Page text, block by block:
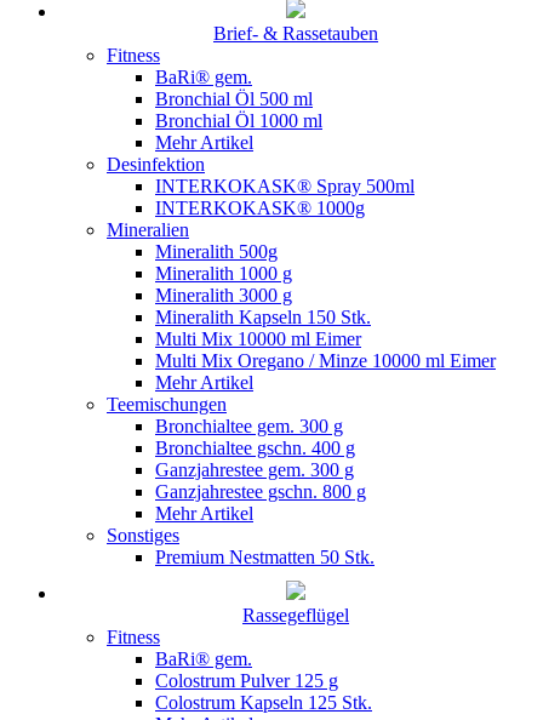
Brief- & Rassetauben
Fitness
BaRi® gem.
Bronchial Öl 500 ml
Bronchial Öl 1000 ml
Mehr Artikel
Desinfektion
INTERKOKASK® Spray 500ml
INTERKOKASK® 1000g
Mineralien
Mineralith 500g
Mineralith 1000 g
Mineralith 3000 g
Mineralith Kapseln 150 Stk.
Multi Mix 10000 ml Eimer
Multi Mix Oregano / Minze 10000 ml Eimer
Mehr Artikel
Teemischungen
Bronchialtee gem. 300 g
Bronchialtee gschn. 400 g
Ganzjahrestee gem. 300 g
Ganzjahrestee gschn. 800 g
Mehr Artikel
Sonstiges
Premium Nestmatten 50 Stk.
Rassegeflügel
Fitness
BaRi® gem.
Colostrum Pulver 125 g
Colostrum Kapseln 125 Stk.